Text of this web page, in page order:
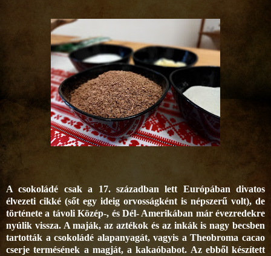
A csokoládé csak a 17. században lett Európában divatos
élvezeti cikké (sőt egy ideig orvosságként is népszerű volt), de
története a távoli Közép-, és Dél- Amerikában már évezredekre
nyúlik vissza. A maják, az aztékok és az inkák is nagy becsben
tartották a csokoládé alapanyagát, vagyis a Theobroma cacao
cserje termésének a magját, a kakaóbabot. Az ebből készített